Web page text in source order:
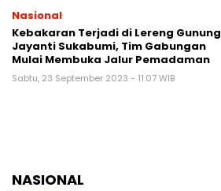
Nasional
Kebakaran Terjadi di Lereng Gunung
Jayanti Sukabumi, Tim Gabungan
Mulai Membuka Jalur Pemadaman
Sabtu, 23 September 2023 - 11:07 WIB
NASIONAL